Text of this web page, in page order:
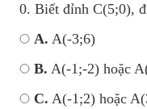
0. Biết đỉnh C(5;0),
A. A(-3;6)
B. A(-1;-2) hoặc
C. A(-1;2) hoặc